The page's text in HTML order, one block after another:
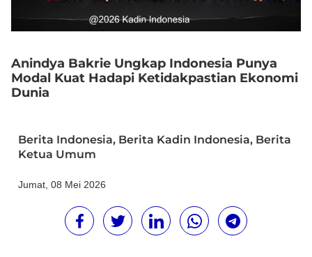
Anindya Bakrie Ungkap Indonesia Punya
Modal Kuat Hadapi Ketidakpastian Ekonomi
Dunia
Berita Indonesia, Berita Kadin Indonesia, Berita
Ketua Umum
Jumat, 08 Mei 2026